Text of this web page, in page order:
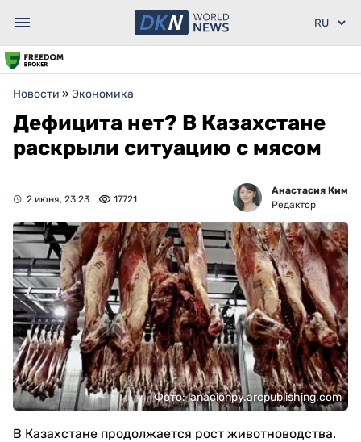
Новости » Экономика
Дефицита нет? В Казахстане
раскрыли ситуацию с мясом
2 июня, 23:23 17721
Анастасия Ким
Редактор
Фото: lanacionpy.arcpublishing.com
В Казахстане продолжается рост животноводства.